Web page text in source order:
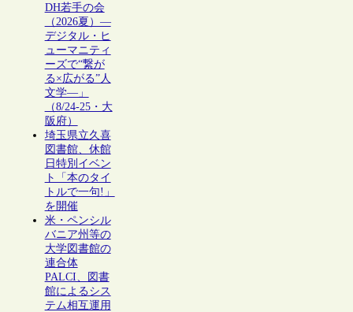
DH若手の会
（2026夏）―
デジタル・ヒ
ューマニティ
ーズで“繋が
る×広がる”人
文学―」
（8/24-25・大
阪府）
埼玉県立久喜
図書館、休館
日特別イベン
ト「本のタイ
トルで一句!」
を開催
米・ペンシル
バニア州等の
大学図書館の
連合体
PALCI、図書
館によるシス
テム相互運用